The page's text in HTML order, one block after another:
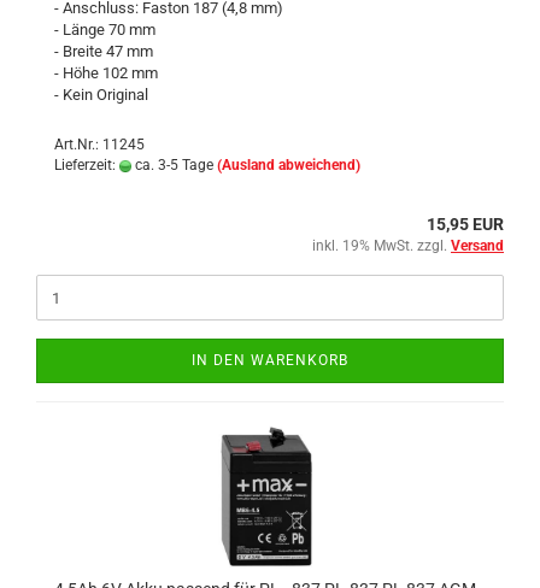
- Anschluss: Faston 187 (4,8 mm)
- Länge 70 mm
- Breite 47 mm
- Höhe 102 mm
- Kein Original
Art.Nr.: 11245
Lieferzeit:
ca. 3-5 Tage (Ausland abweichend)
15,95 EUR
inkl. 19% MwSt. zzgl. Versand
IN DEN WARENKORB